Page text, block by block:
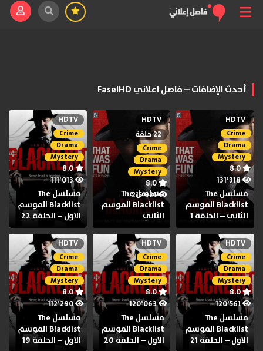
أحدث الإضافات – فاصل اعلاني FaselHD
HDTV
Crime
Drama
Mystery
8.0
131٬318
مسلسل The
Blacklist الموسم
الثاني – الحلقة 1
HDTV
22 حلقة
Crime
Drama
Mystery
8.0
215٬925
مسلسل The
Blacklist الموسم
الثاني
HDTV
Crime
Drama
Mystery
8.0
111٬013
مسلسل The
Blacklist الموسم
الاول – الحلقة 22
HDTV
Crime
Drama
Mystery
8.0
120٬561
مسلسل The
Blacklist الموسم
الاول – الحلقة 21
HDTV
Crime
Drama
Mystery
8.0
120٬063
مسلسل The
Blacklist الموسم
الاول – الحلقة 20
HDTV
Crime
Drama
Mystery
8.0
112٬290
مسلسل The
Blacklist الموسم
الاول – الحلقة 19